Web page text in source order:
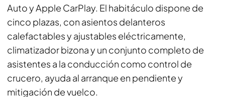
Auto y Apple CarPlay. El habitáculo dispone de
cinco plazas, con asientos delanteros
calefactables y ajustables eléctricamente,
climatizador bizona y un conjunto completo de
asistentes a la conducción como control de
crucero, ayuda al arranque en pendiente y
mitigación de vuelco.